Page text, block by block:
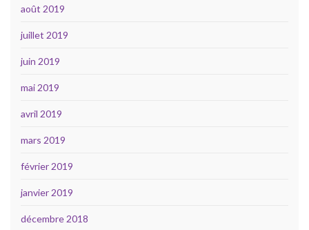
août 2019
juillet 2019
juin 2019
mai 2019
avril 2019
mars 2019
février 2019
janvier 2019
décembre 2018